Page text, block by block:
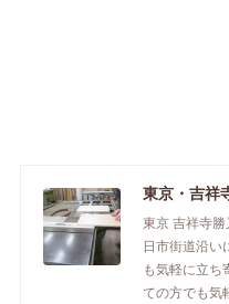
東京 吉祥寺
日市街道沿い
も気軽に立ち
ての方でも気